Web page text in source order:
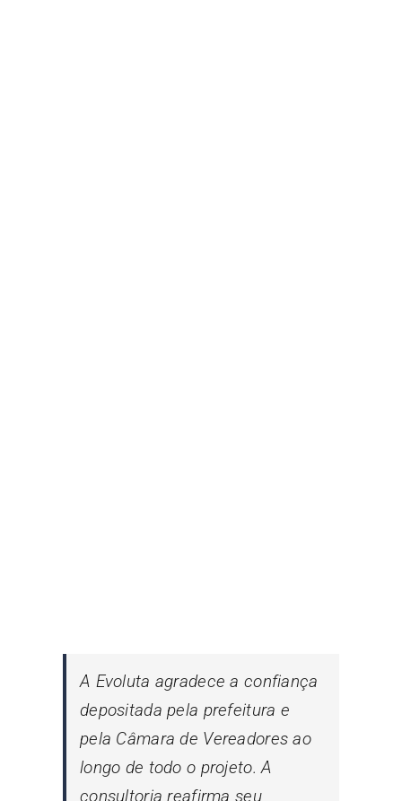
A Evoluta agradece a confiança
depositada pela prefeitura e
pela Câmara de Vereadores ao
longo de todo o projeto. A
consultoria reafirma seu